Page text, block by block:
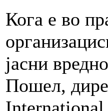
Кога е во
јасни
Пошел,